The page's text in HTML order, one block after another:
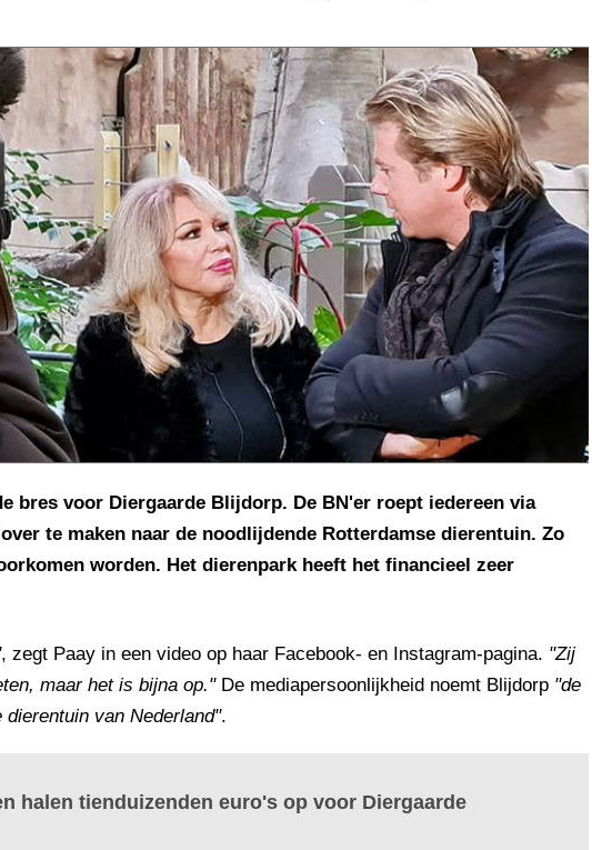
bres voor Diergaarde Blijdorp. De BN'er roept iedereen via
te maken naar de noodlijdende Rotterdamse dierentuin. Zo
worden. Het dierenpark heeft het financieel zeer
, zegt Paay in een video op haar Facebook- en Instagram-pagina. "Zij
maar het is bijna op."De mediapersoonlijkheid noemt Blijdorp "de
van Nederland".
halen tienduizenden euro's op voor Diergaarde